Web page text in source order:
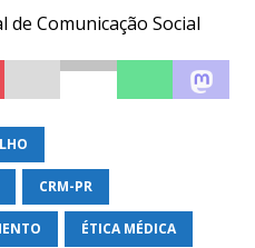
de Comunicação Social
CRM-PR
ÉTICA MÉDICA